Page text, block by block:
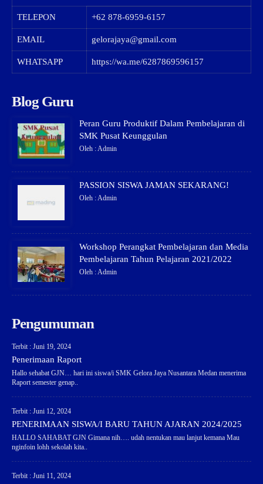
TELEPON +62 878-6959-6157
EMAIL gelorajaya@gmail.com
WHATSAPP https://wa.me/6287869596157
Blog Guru
Peran Guru Produktif Dalam Pembelajaran di
SMK Pusat Keunggulan
Oleh : Admin
PASSION SISWA JAMAN SEKARANG!
Oleh : Admin
Workshop Perangkat Pembelajaran dan Media
Pembelajaran Tahun Pelajaran 2021/2022
Oleh : Admin
Pengumuman
Terbit : Juni 19, 2024
Penerimaan Raport
Hallo sehabat GJN… hari ini siswa/i SMK Gelora Jaya Nusantara Medan menerima
Raport semester genap..
Terbit : Juni 12, 2024
PENERIMAAN SISWA/I BARU TAHUN AJARAN 2024/2025
HALLO SAHABAT GJN Gimana nih…. udah nentukan mau lanjut kemana Mau
nginfoin lohh sekolah kita..
Terbit : Juni 11, 2024